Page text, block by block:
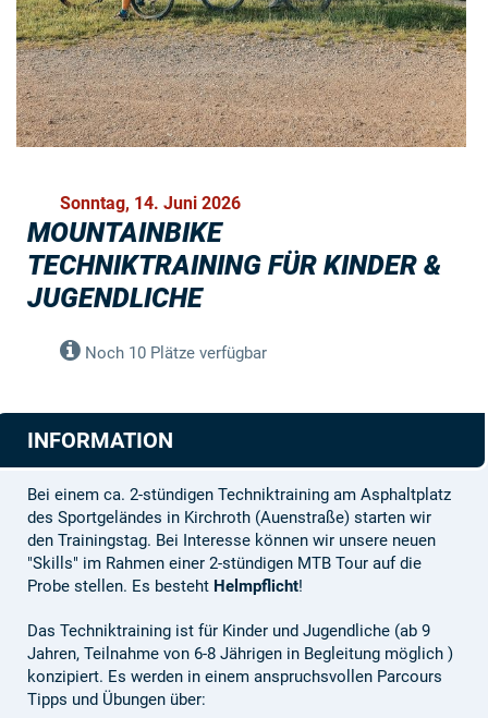
Sonntag, 14. Juni 2026
MOUNTAINBIKE
TECHNIKTRAINING FÜR KINDER &
JUGENDLICHE
Noch 10 Plätze verfügbar
INFORMATION
Bei einem ca. 2-stündigen Techniktraining am Asphaltplatz
des Sportgeländes in Kirchroth (Auenstraße) starten wir
den Trainingstag. Bei Interesse können wir unsere neuen
"Skills" im Rahmen einer 2-stündigen MTB Tour auf die
Probe stellen. Es besteht Helmpflicht!
Das Techniktraining ist für Kinder und Jugendliche (ab 9
Jahren, Teilnahme von 6-8 Jährigen in Begleitung möglich )
konzipiert. Es werden in einem anspruchsvollen Parcours
Tipps und Übungen über: